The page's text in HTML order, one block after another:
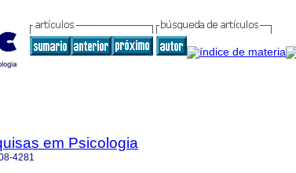
em Psicologia
4281